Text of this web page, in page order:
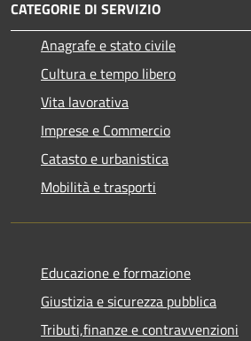
CATEGORIE DI SERVIZIO
Anagrafe e stato civile
Cultura e tempo libero
Vita lavorativa
Imprese e Commercio
Catasto e urbanistica
Mobilità e trasporti
Educazione e formazione
Giustizia e sicurezza pubblica
Tributi,finanze e contravvenzioni